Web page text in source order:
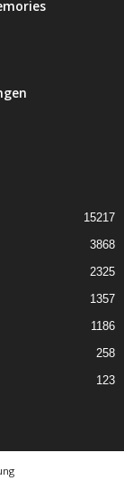
15217
3868
2325
1357
1186
258
123